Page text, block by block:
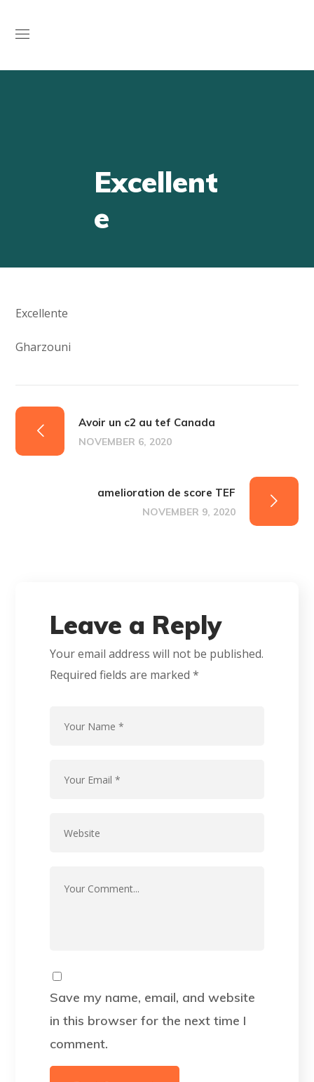
Excellent
e
Excellente
Gharzouni
Avoir un c2 au tef Canada
NOVEMBER 6, 2020
amelioration de score TEF
NOVEMBER 9, 2020
Leave a Reply
Your email address will not be published.
Required fields are marked*
Save my name, email, and website
in this browser for the next time I
comment.